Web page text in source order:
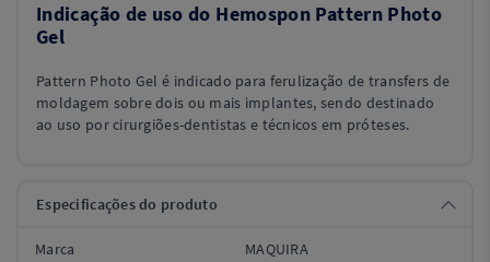
Indicação de uso do Hemospon Pattern Photo
Gel
Pattern Photo Gel é indicado para ferulização de transfers de
moldagem sobre dois ou mais implantes, sendo destinado
ao uso por cirurgiões-dentistas e técnicos em próteses.
Especificações do produto
Marca MAQUIRA